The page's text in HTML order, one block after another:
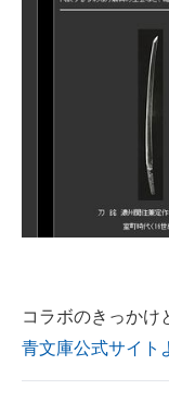
コラボのきっかけ
青文庫公式サイト